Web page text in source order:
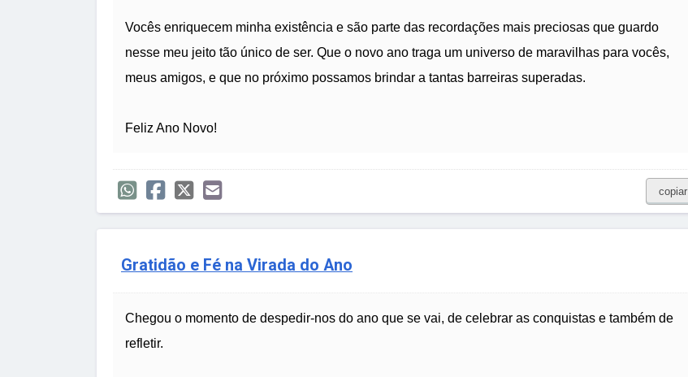
Vocês enriquecem minha existência e são parte das recordações mais preciosas que guardo
nesse meu jeito tão único de ser. Que o novo ano traga um universo de maravilhas para vocês,
meus amigos, e que no próximo possamos brindar a tantas barreiras superadas.
Feliz Ano Novo!
copiar
Gratidão e Fé na Virada do Ano
Chegou o momento de despedir-nos do ano que se vai, de celebrar as conquistas e também de
refletir.